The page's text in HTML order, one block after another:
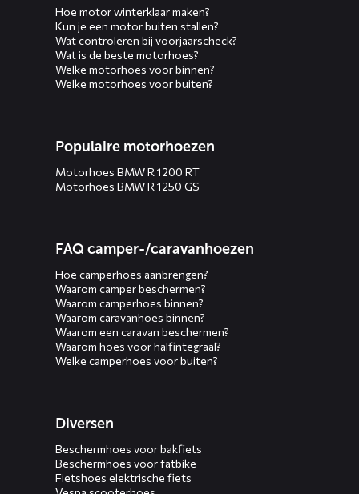
Hoe motor winterklaar maken?
Kun je een motor buiten stallen?
Wat controleren bij voorjaarscheck?
Wat is de beste motorhoes?
Welke motorhoes voor binnen?
Welke motorhoes voor buiten?
Populaire motorhoezen
Motorhoes BMW R 1200 RT
Motorhoes BMW R 1250 GS
FAQ camper-/caravanhoezen
Hoe camperhoes aanbrengen?
Waarom camper beschermen?
Waarom camperhoes binnen?
Waarom caravanhoes binnen?
Waarom een caravan beschermen?
Waarom hoes voor halfintegraal?
Welke camperhoes voor buiten?
Diversen
Beschermhoes voor bakfiets
Beschermhoes voor fatbike
Fietshoes elektrische fiets